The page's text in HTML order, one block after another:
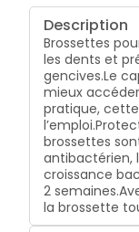
Description
Brossettes
les dents et
gencives.Le
mieux
pratique,
brossettes
antibactérien,
croissance
2
la brossette